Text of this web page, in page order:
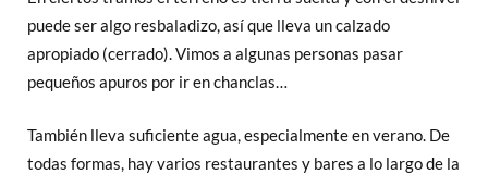
puede ser algo resbaladizo, así que lleva un calzado
apropiado (cerrado). Vimos a algunas personas pasar
pequeños apuros por ir en chanclas…
También lleva suficiente agua, especialmente en verano. De
todas formas, hay varios restaurantes y bares a lo largo de la